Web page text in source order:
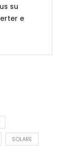
su
e
SOLARE